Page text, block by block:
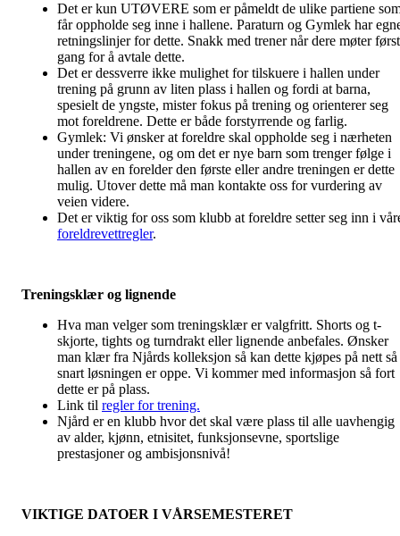
Det er kun UTØVERE som er påmeldt de ulike partiene
får oppholde seg inne i hallene. Paraturn og Gymlek har
retningslinjer for dette. Snakk med trener når dere møter
gang for å avtale dette.
Det er dessverre ikke mulighet for tilskuere i hallen under
trening på grunn av liten plass i hallen og fordi at barna,
spesielt de yngste, mister fokus på trening og orienterer seg
mot foreldrene. Dette er både forstyrrende og farlig.
Gymlek: Vi ønsker at foreldre skal oppholde seg i nærheten
under treningene, og om det er nye barn som trenger følge i
hallen av en forelder den første eller andre treningen er dette
mulig. Utover dette må man kontakte oss for vurdering av
veien videre.
Det er viktig for oss som klubb at foreldre setter seg inn i
foreldrevettregler.
Treningsklær og lignende
Hva man velger som treningsklær er valgfritt. Shorts og t-
skjorte, tights og turndrakt eller lignende anbefales. Ønsker
man klær fra Njårds kolleksjon så kan dette kjøpes på nett så
snart løsningen er oppe. Vi kommer med informasjon så fort
dette er på plass.
Link til regler for trening.
Njård er en klubb hvor det skal være plass til alle uavhengig
av alder, kjønn, etnisitet, funksjonsevne, sportslige
prestasjoner og ambisjonsnivå!
VIKTIGE DATOER I VÅRSEMESTERET